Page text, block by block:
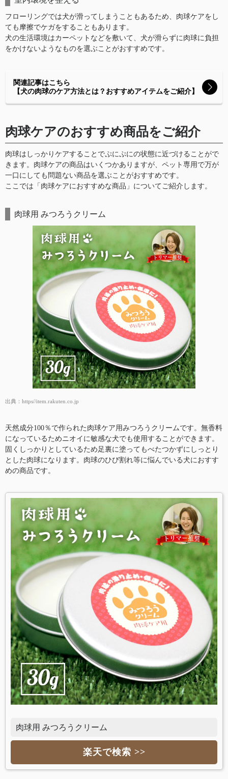
フローリングでは犬が滑ってしまうこともあるため、肉球ケアをし
ても摩擦でケガをすることもあります。
犬の生活環境はカーペットなどを敷いて、犬が滑らずに肉球に負担
をかけないようなものを選ぶことがおすすめです。
関連記事はこちら
【犬の肉球のケア方法とは？おすすめアイテムをご紹介】
肉球ケアのおすすめ商品をご紹介
肉球はしっかりケアすることでぷにぷにの状態に近づけることがで
きます。肉球ケアの商品はいくつかありますが、ペット専用で万が
一口にしても問題ない商品を選ぶことがおすすめです。
ここでは「肉球ケアにおすすめな商品」についてご紹介します。
肉球用 みつろうクリーム
出典： https//item.rakuten.co.jp
天然成分100％で作られた肉球ケア用みつろうクリームです。無香料
になっているためニオイに敏感な犬でも使用することができます。
固くしっかりとしているため足裏に塗ってもべたつかずにしっとり
とした肉球になります。肉球のひび割れ等に悩んでいる犬におすす
めの商品です。
肉球用 みつろうクリーム
楽天で検索 >>